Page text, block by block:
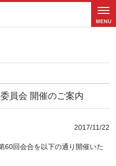
員会 開催のご案内
2017/11/22
60回会合を以下の通り開催いた